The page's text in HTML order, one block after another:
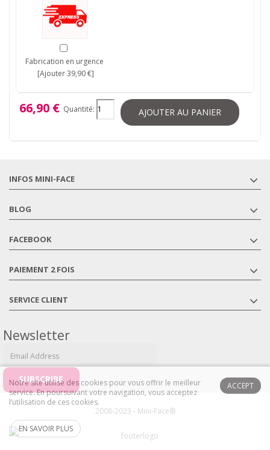
Fabrication en urgence
[Ajouter 39,90 €]
66,90 € Quantité: AJOUTER AU PANIER
INFOS MINI-FACE
BLOG
FACEBOOK
PAIEMENT 2 FOIS
SERVICE CLIENT
Newsletter
2008-2023 - Mini-Face®
ACCEPT
Notre site utilise des cookies pour vous offrir le meilleur
service. En poursuivant votre navigation, vous acceptez
l’utilisation de ces cookies.
EN SAVOIR PLUS